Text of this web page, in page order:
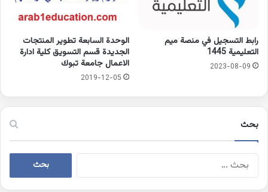
رابط التسجيل في منصة ميم
التعليمية 1445
2023-08-09
الوحدة السابعة تطوير المنتجات
الجديدة قسم التسويق كلية ادارة
الاعمال جامعة تبوك
2019-12-05
بحث
البحث